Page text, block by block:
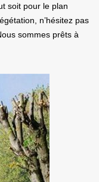
soit pour le plan
n’hésitez pas
sommes prêts à